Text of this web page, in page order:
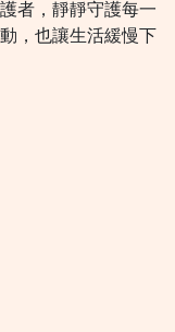
者，靜靜守護每一
，也讓生活緩慢下